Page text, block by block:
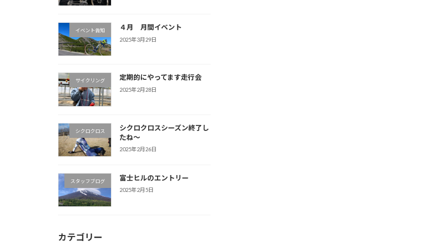
イベント告知 ４月 月間イベント
2025年3月29日
サイクリング 定期的にやってます走行会
2025年2月28日
シクロクロス
シクロクロスシーズン終了し
たね～
2025年2月26日
スタッフブログ 富士ヒルのエントリー
2025年2月5日
カテゴリー